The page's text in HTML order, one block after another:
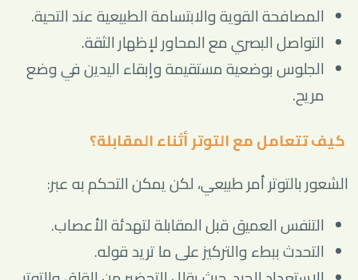
المصافحة القوية والابتسامة الطبيعية عند التحية.
التواصل البصري مع المحاور لإظهار الثقة.
الجلوس بوضعية مستقيمة وإبقاء اليدين في وضع
مريح.
كيف تتعامل مع التوتر أثناء المقابلة؟
الشعور بالتوتر أمر طبيعي، لكن يمكن التحكم به عبر:
التنفس العميق قبل المقابلة لتهدئة الأعصاب.
التحدث ببطء والتركيز على ما تريد قوله.